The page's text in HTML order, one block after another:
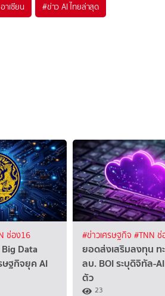
าเซียน #ข่าว AI ไทยล่าสุด
ช่อง16
Data
ษฐกิจยุค AI
#ข่าวเศรษฐกิจ #TNN ช่
ยอดส่งเสริมลงทุน ท
ลบ. BOI ระบุดิจิทัล-
ตัว
23